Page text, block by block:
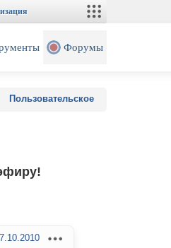
Форумы
Пользовательское